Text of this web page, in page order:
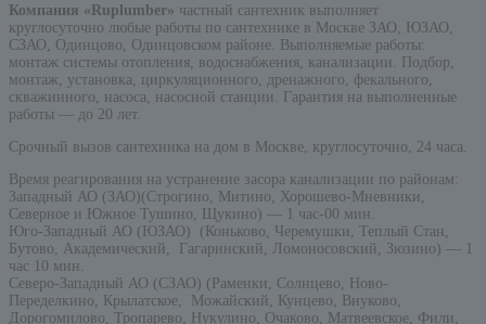
Компания «Ruplumber» частный сантехник выполняет
круглосуточно любые работы по сантехнике в Москве ЗАО, ЮЗАО,
СЗАО, Одинцово, Одинцовском районе. Выполняемые работы:
монтаж системы отопления, водоснабжения, канализации. Подбор,
монтаж, установка, циркуляционного, дренажного, фекального,
скважинного, насоса, насосной станции. Гарантия на выполненные
работы — до 20 лет.
Срочный вызов сантехника на дом в Москве, круглосуточно, 24 часа.
Время реагирования на устранение засора канализации по районам:
Западный АО (ЗАО)(Строгино, Митино, Хорошево-Мневники,
Северное и Южное Тушино, Щукино) — 1 час-00 мин.
Юго-Западный АО (ЮЗАО) (Коньково, Черемушки, Теплый Стан,
Бутово, Академический, Гагаринский, Ломоносовский, Зюзино) — 1
час 10 мин.
Северо-Западный АО (СЗАО) (Раменки, Солнцево, Ново-
Переделкино, Крылатское, Можайский, Кунцево, Внуково,
Дорогомилово, Тропарево, Нукулино, Очаково, Матвеевское, Фили,